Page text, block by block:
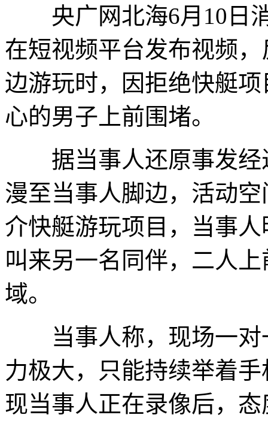
央广网北海6月10日消
在短视频平台发布视频
边游玩时，因拒绝快艇
心的男子上前围堵。
据当事人还原事发经
漫至当事人脚边，活动
介快艇游玩项目，当事
叫来另一名同伴，二人
域。
当事人称，现场一对
力极大，只能持续举着
现当事人正在录像后，